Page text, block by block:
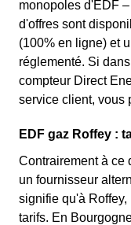
monopoles d'EDF
d'offres sont
(100% en ligne) et
réglementé. Si
compteur Direct
service client, vous
EDF gaz Roffey :
Contrairement à ce
un fournisseur
signifie qu'à
tarifs. En